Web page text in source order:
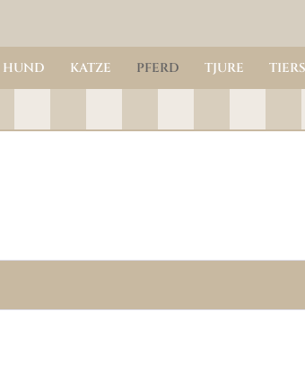
HUND KATZE PFERD TJURE